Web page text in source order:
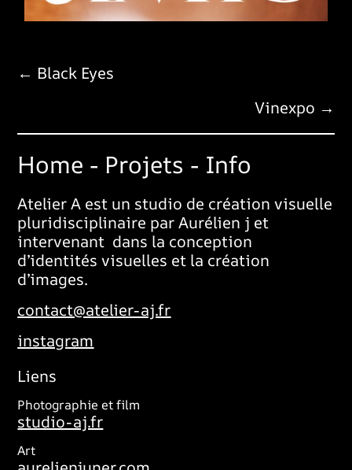
← Black Eyes
Vinexpo →
Home - Projets - Info
Atelier A est un studio de création visuelle
pluridisciplinaire par Aurélien j et
intervenant dans la conception
d’identités visuelles et la création
d’images.
contact@atelier-aj.fr
instagram
Liens
Photographie et film
studio-aj.fr
Art